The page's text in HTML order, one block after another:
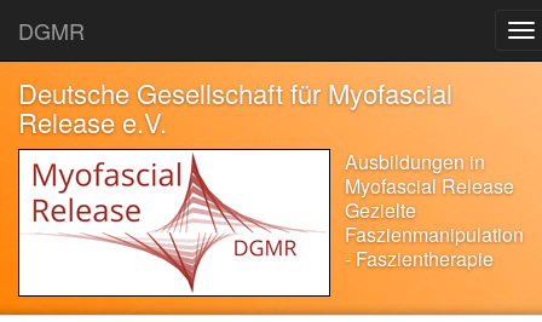
DGMR
Deutsche Gesellschaft für Myofascial
Release e.V.
Ausbildungen in
Myofascial Release
Gezielte
Faszienmanipulation
- Faszientherapie